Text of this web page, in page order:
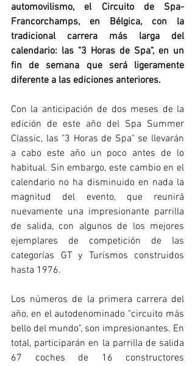
automovilismo, el Circuito de Spa-
Francorchamps, en Bélgica, con la
tradicional carrera más larga del
calendario: las "3 Horas de Spa", en un
fin de semana que será ligeramente
diferente a las ediciones anteriores.
Con la anticipación de dos meses de la
edición de este año del Spa Summer
Classic, las "3 Horas de Spa" se llevarán
a cabo este año un poco antes de lo
habitual. Sin embargo, este cambio en el
calendario no ha disminuido en nada la
magnitud del evento, que reunirá
nuevamente una impresionante parrilla
de salida, con algunos de los mejores
ejemplares de competición de las
categorías GT y Turismos construidos
hasta 1976.
Los números de la primera carrera del
año, en el autodenominado "circuito más
bello del mundo", son impresionantes. En
total, participarán en la parrilla de salida
67 coches de 16 constructores